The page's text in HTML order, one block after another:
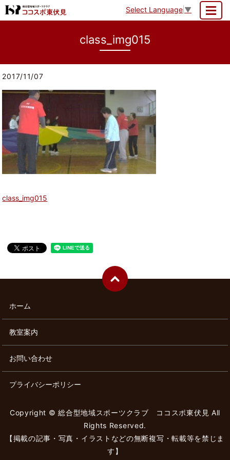
Select Language ▼
class_img015
2017/11/07
class_img015
ホーム
教室案内
お問い合わせ
プライバシーポリシー
Copyright © 総合型地域スポーツクラブ ココスポ東伏見 All
Rights Reserved.
【掲載の記事・写真・イラストなどの無断複写・転載等を禁じま
す】